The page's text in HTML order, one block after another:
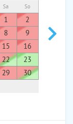
Sa So
1
2
8
9
15
16
22
23
29
30
7